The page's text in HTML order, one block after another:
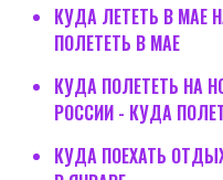
КУДА ЛЕТЕТЬ В
ПОЛЕТЕТЬ В МАЕ
КУДА ПОЛЕТЕТЬ НА
РОССИИ - КУДА
КУДА ПОЕХАТЬ